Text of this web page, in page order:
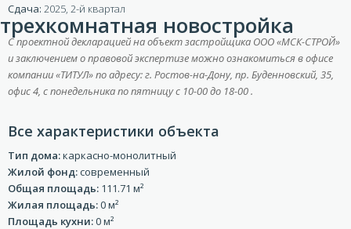
Сдача: 2025, 2-й квартал
трехкомнатная новостройка
С проектной декларацией на объект застройщика ООО «МСК-СТРОЙ»
и заключением о правовой экспертизе можно ознакомиться в офисе
компании «ТИТУЛ» по адресу: г. Ростов-на-Дону, пр. Буденновский, 35,
офис 4, с понедельника по пятницу с 10-00 до 18-00 .
Все характеристики объекта
Тип дома:каркасно-монолитный
Жилой фонд:современный
Общая площадь: 111.71 м²
Жилая площадь:0 м²
Площадь кухни:0 м²